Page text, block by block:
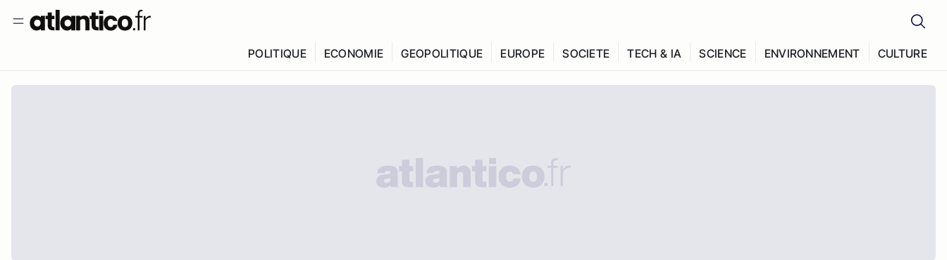
POLITIQUE ECONOMIE GEOPOLITIQUE EUROPE SOCIETE TECH & IA SCIENCE ENVIRONNEMENT CULTURE